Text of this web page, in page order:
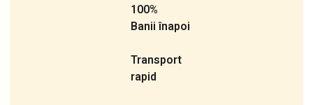
100%
Banii înapoi
Transport
rapid